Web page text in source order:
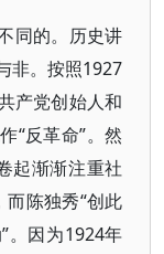
同的。历史讲
非。按照1927
产党创始人和
“反革命”。然
起渐渐注重社
陈独秀“创此
。因为1924年